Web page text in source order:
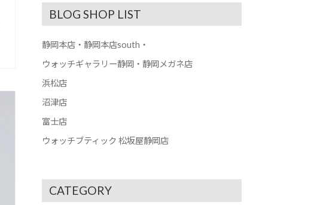
BLOG SHOP LIST
静岡本店・静岡本店south・
ウォッチギャラリー静岡・静岡メガネ店
浜松店
沼津店
富士店
ウォッチブティック 松坂屋静岡店
CATEGORY